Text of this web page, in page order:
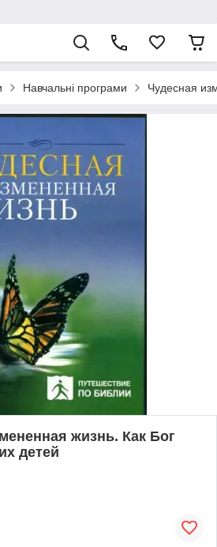
Навчальні програми Чудесная
жизнь. Как Бог
детей